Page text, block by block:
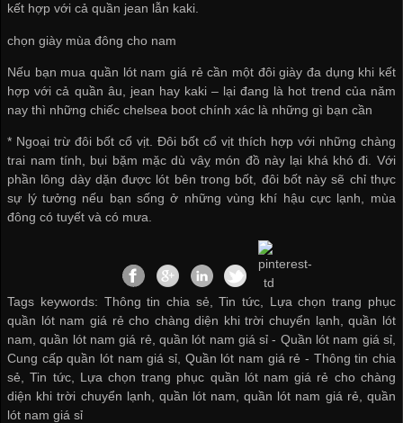
kết hợp với cả quần jean lẫn kaki.
chọn giày mùa đông cho nam
Nếu bạn mua quần lót nam giá rẻ cần một đôi giày đa dụng khi kết
hợp với cả quần âu, jean hay kaki – lại đang là hot trend của năm
nay thì những chiếc chelsea boot chính xác là những gì bạn cần
* Ngoại trừ đôi bốt cổ vịt. Đôi bốt cổ vịt thích hợp với những chàng
trai nam tính, bụi bặm mặc dù vâỵ món đồ này lại khá khó đi. Với
phần lông dày dặn được lót bên trong bốt, đôi bốt này sẽ chỉ thực
sự lý tưởng nếu bạn sống ở những vùng khí hậu cực lạnh, mùa
đông có tuyết và có mưa.
Tags keywords: Thông tin chia sẻ, Tin tức, Lựa chọn trang phục
quần lót nam giá rẻ cho chàng diện khi trời chuyển lạnh, quần lót
nam, quần lót nam giá rẻ, quần lót nam giá sỉ - Quần lót nam giá sỉ,
Cung cấp quần lót nam giá sỉ Quần lót nam giá rẻ - Thông tin chia
sẻ ,Tin tức, Lựa chọn trang phục quần lót nam giá rẻ cho chàng
diện khi trời chuyển lạnh
quần lót nam ,quần lót nam giá rẻ
quần
lót nam giá sỉ